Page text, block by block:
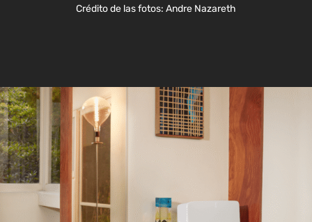
Crédito de las fotos: Andre Nazareth